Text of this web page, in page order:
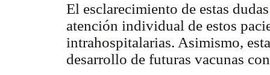
El esclarecimiento de estas
atención individual de estos
intrahospitalarias. Asimismo,
desarrollo de futuras vacunas